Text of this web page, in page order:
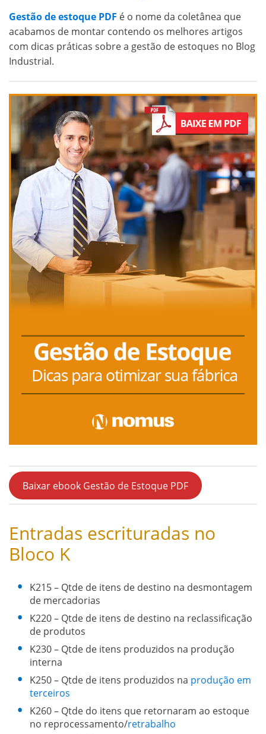
Gestão de estoque PDF é o nome da coletânea que
acabamos de montar contendo os melhores artigos
com dicas práticas sobre a gestão de estoques no Blog
Industrial.
Baixar ebook Gestão de Estoque PDF
Entradas escrituradas no
Bloco K
K215 – Qtde de itens de destino na desmontagem
de mercadorias
K220 – Qtde de itens de destino na reclassificação
de produtos
K230 – Qtde de itens produzidos na produção
interna
K250 – Qtde de itens produzidos na produção em
terceiros
K260 – Qtde do itens que retornaram ao estoque
no reprocessamento/retrabalho